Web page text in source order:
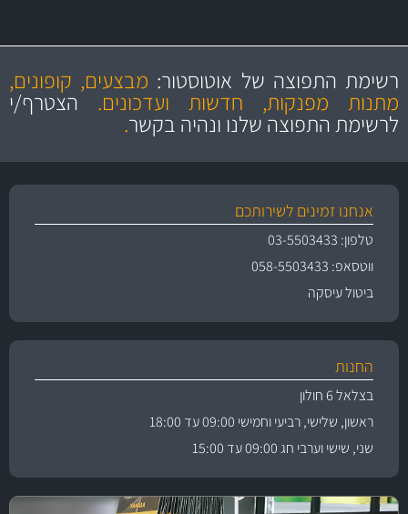
מקצועיות
ושירות מצויין
מחירים
הוגנים
והיצע מוצרים איכותירשימת התפוצה של אוטוסטור: מבצעים, קופונים,
מתנות מפנקות, חדשות ועדכונים.הצטרף/י
לרשימת התפוצה שלנו ונהיה בקשר.
אנחנו זמינים לשירותכם
טלפון: 03-5503433
ווטסאפ: 058-5503433
ביטול עיסקה
החנות
בצלאל 6 חולון
ראשון, שלישי, רביעי וחמישי 09:00 עד 18:00
שני, שישי וערבי חג 09:00 עד 15:00